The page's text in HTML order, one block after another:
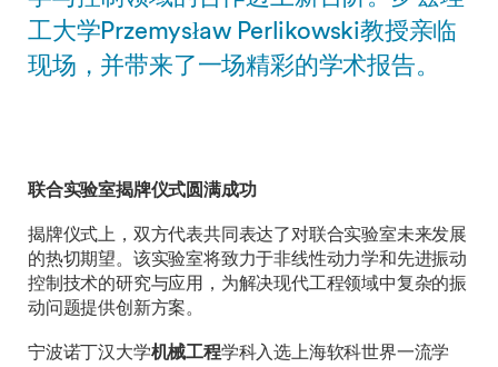
工大学Przemysław Perlikowski教授亲临
现场，并带来了一场精彩的学术报告。
联合实验室揭牌仪式圆满成功
揭牌仪式上，双方代表共同表达了对联合实验室未来发展
的热切期望。该实验室将致力于非线性动力学和先进振动
控制技术的研究与应用，为解决现代工程领域中复杂的振
动问题提供创新方案。
宁波诺丁汉大学机械工程学科入选上海软科世界一流学